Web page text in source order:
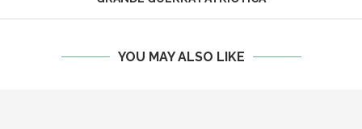
YOU MAY ALSO LIKE